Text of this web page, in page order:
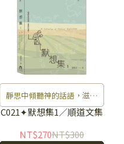
靜思中傾聽神的話語，滋養
靈魂。
C021✦默想集1／順道文集
NT$270NT$300